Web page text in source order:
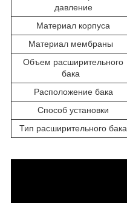
давление
Материал корпуса
Материал мембраны
Объем расширительного
бака
Расположение бака
Способ установки
Тип расширительного бака